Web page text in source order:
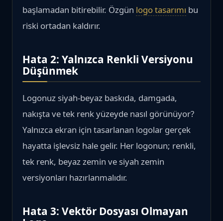
başlamadan bitirebilir. Özgün logo tasarımı bu
riski ortadan kaldırır.
Hata 2: Yalnızca Renkli Versiyonu
Düşünmek
Logonuz siyah-beyaz baskıda, damgada,
nakışta ve tek renk yüzeyde nasıl görünüyor?
Yalnızca ekran için tasarlanan logolar gerçek
hayatta işlevsiz hale gelir. Her logonun; renkli,
tek renk, beyaz zemin ve siyah zemin
versiyonları hazırlanmalıdır.
Hata 3: Vektör Dosyası Olmayan